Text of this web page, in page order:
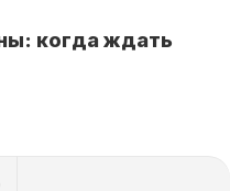
когда ждать